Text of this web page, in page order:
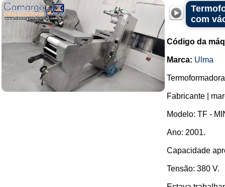
com
Código da
Marca: Ulma
Fabricante |
Modelo: TF -
Ano: 2001.
Capacidade
Tensão: 380 V.